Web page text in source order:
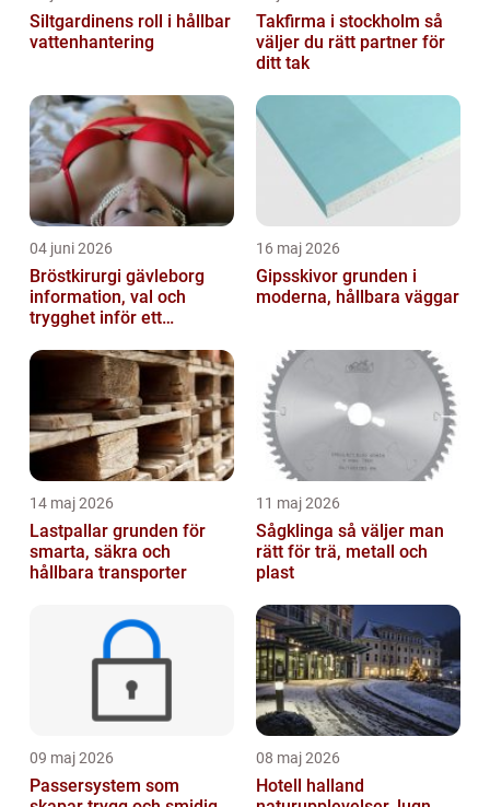
Siltgardinens roll i hållbar
vattenhantering
Takfirma i stockholm så
väljer du rätt partner för
ditt tak
04 juni 2026
Bröstkirurgi gävleborg
information, val och
trygghet inför ett
16 maj 2026
Gipsskivor grunden i
moderna, hållbara väggar
14 maj 2026
Lastpallar grunden för
smarta, säkra och
hållbara transporter
11 maj 2026
Sågklinga så väljer man
rätt för trä, metall och
plast
09 maj 2026
Passersystem som
08 maj 2026
Hotell halland